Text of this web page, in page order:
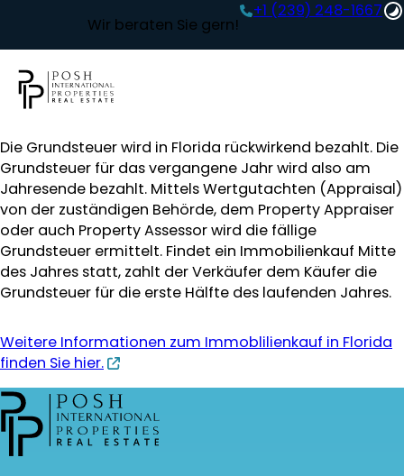
Wir beraten Sie gern!
+1 (239) 248-1667‬
Die Grundsteuer wird in Florida rückwirkend bezahlt. Die
Grundsteuer für das vergangene Jahr wird also am
Jahresende bezahlt. Mittels Wertgutachten (Appraisal)
von der zuständigen Behörde, dem Property Appraiser
oder auch Property Assessor wird die fällige
Grundsteuer ermittelt. Findet ein Immobilienkauf Mitte
des Jahres statt, zahlt der Verkäufer dem Käufer die
Grundsteuer für die erste Hälfte des laufenden Jahres.
Weitere Informationen zum Immoblilienkauf in Florida
finden Sie hier.